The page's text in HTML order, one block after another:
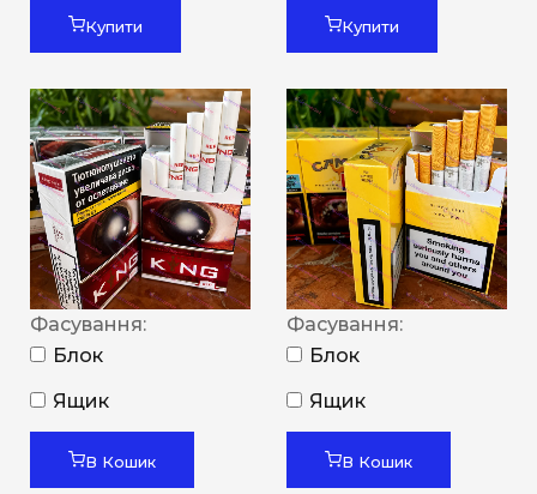
Купити Купити
Фасування:
Блок
Ящик
В Кошик
Фасування:
Блок
Ящик
В Кошик